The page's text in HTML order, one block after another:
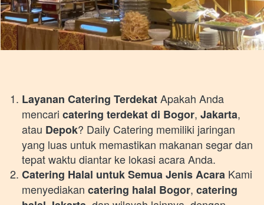
Layanan Catering Terdekat Apakah Anda
mencari catering terdekat di Bogor, Jakarta,
atau Depok? Daily Catering memiliki jaringan
yang luas untuk memastikan makanan segar dan
tepat waktu diantar ke lokasi acara Anda.
Catering Halal untuk Semua Jenis Acara Kami
menyediakan catering halal Bogor, catering